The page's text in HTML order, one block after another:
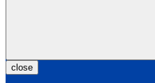
close